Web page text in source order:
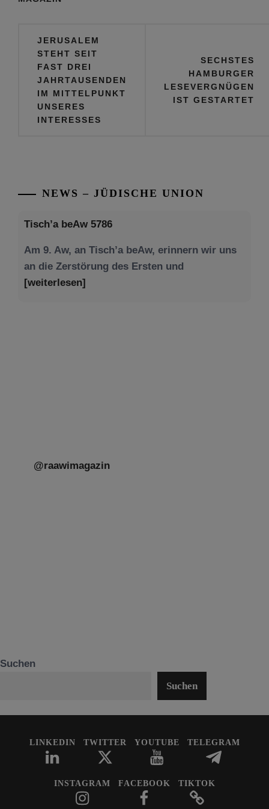
Beitragsnavigation
JERUSALEM
STEHT SEIT
FAST DREI
JAHRTAUSENDEN
IM MITTELPUNKT
UNSERES
INTERESSES
SECHSTES
HAMBURGER
LESEVERGNÜGEN
IST GESTARTET
NEWS – JÜDISCHE UNION
Tisch’a beAw 5786
Am 9. Aw, an Tisch’a beAw, erinnern wir uns
an die Zerstörung des Ersten und
[weiterlesen]
@raawimagazin
Suchen
Suchen
LINKEDIN TWITTER YOUTUBE TELEGRAM
INSTAGRAM FACEBOOK TIKTOK